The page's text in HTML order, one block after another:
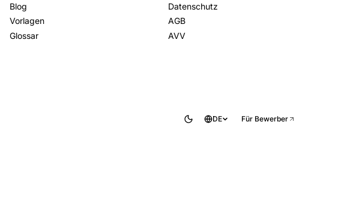
Blog
Vorlagen
Glossar
Datenschutz
AGB
AVV
DE Für Bewerber